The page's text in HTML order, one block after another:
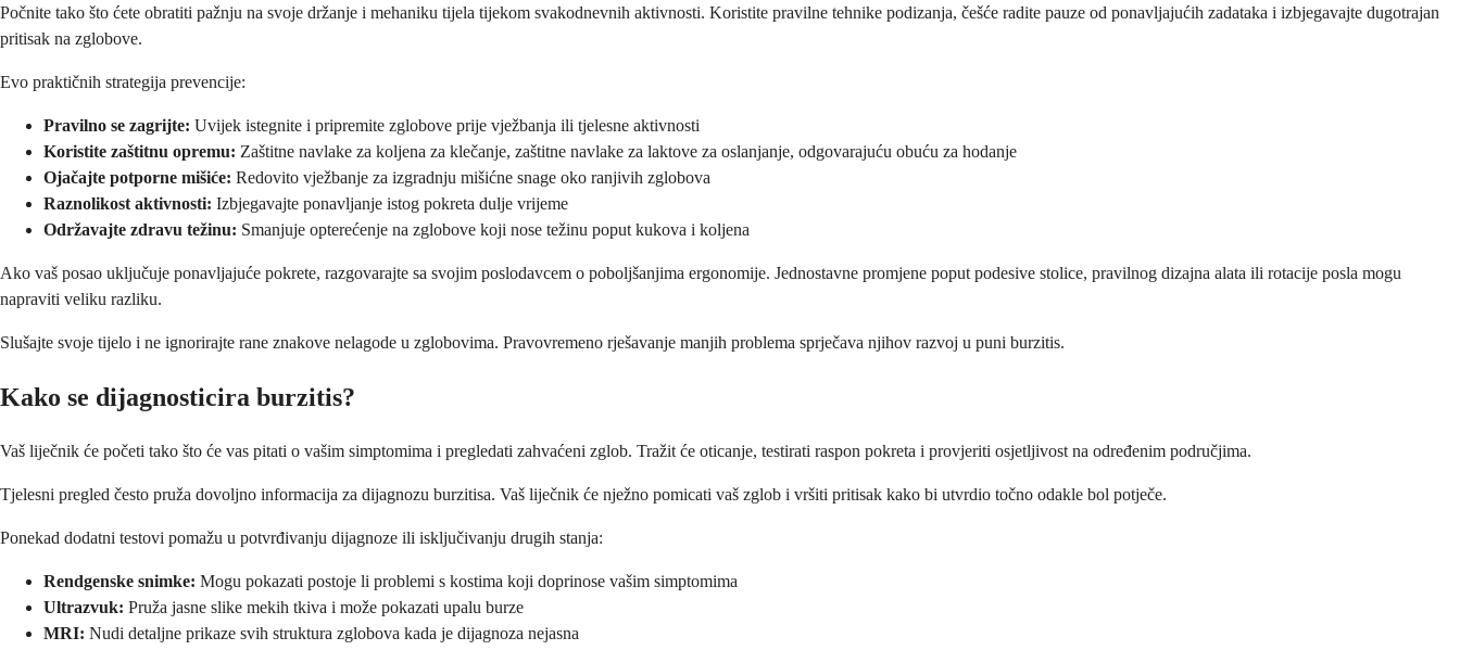
Počnite tako što ćete obratiti pažnju na svoje držanje i mehaniku tijela tijekom svakodnevnih aktivnosti. Koristite pravilne tehnike podizanja, češće radite pauze od ponavljajućih zadataka i izbjegavajte dugotrajan
pritisak na zglobove.
Evo praktičnih strategija prevencije:
Pravilno se zagrijte: Uvijek istegnite i pripremite zglobove prije vježbanja ili tjelesne aktivnosti
Koristite zaštitnu opremu: Zaštitne navlake za koljena za klečanje, zaštitne navlake za laktove za oslanjanje, odgovarajuću obuću za hodanje
Ojačajte potporne mišiće: Redovito vježbanje za izgradnju mišićne snage oko ranjivih zglobova
Raznolikost aktivnosti: Izbjegavajte ponavljanje istog pokreta dulje vrijeme
Održavajte zdravu težinu: Smanjuje opterećenje na zglobove koji nose težinu poput kukova i koljena
Ako vaš posao uključuje ponavljajuće pokrete, razgovarajte sa svojim poslodavcem o poboljšanjima ergonomije. Jednostavne promjene poput podesive stolice, pravilnog dizajna alata ili rotacije posla mogu
napraviti veliku razliku.
Slušajte svoje tijelo i ne ignorirajte rane znakove nelagode u zglobovima. Pravovremeno rješavanje manjih problema sprječava njihov razvoj u puni burzitis.
Kako se dijagnosticira burzitis?
Vaš liječnik će početi tako što će vas pitati o vašim simptomima i pregledati zahvaćeni zglob. Tražit će oticanje, testirati raspon pokreta i provjeriti osjetljivost na određenim područjima.
Tjelesni pregled često pruža dovoljno informacija za dijagnozu burzitisa. Vaš liječnik će nježno pomicati vaš zglob i vršiti pritisak kako bi utvrdio točno odakle bol potječe.
Ponekad dodatni testovi pomažu u potvrđivanju dijagnoze ili isključivanju drugih stanja:
Rendgenske snimke: Mogu pokazati postoje li problemi s kostima koji doprinose vašim simptomima
Ultrazvuk: Pruža jasne slike mekih tkiva i može pokazati upalu burze
MRI: Nudi detaljne prikaze svih struktura zglobova kada je dijagnoza nejasna